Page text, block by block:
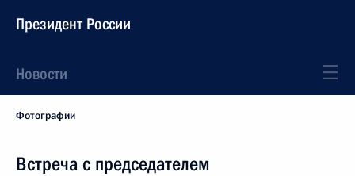
Президент России
Новости
Фотографии
Встреча с председателем